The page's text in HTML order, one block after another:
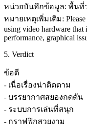
หน่วยบันทึกข้อมูล: พื้นที่
หมายเหตุเพิ่มเติม: Please
using video hardware that
performance, graphical
5. Verdict
ข้อดี
- เนื่อเรื่องน่าติดตาม
- บรรยากาศสยองกดดัน
- ระบบการเล่นที่สนุก
- กราฟฟิกสวยงาม